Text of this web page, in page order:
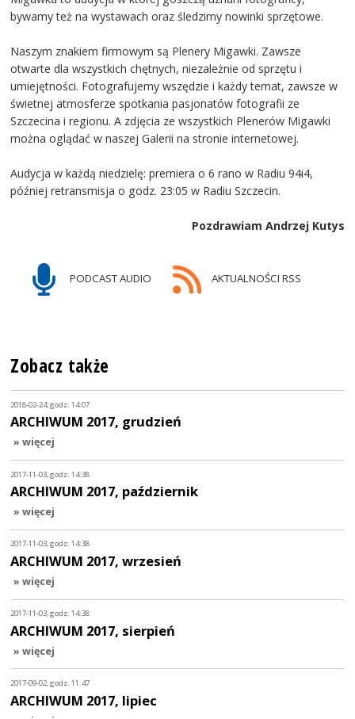
bywamy też na wystawach oraz śledzimy nowinki sprzętowe.
Naszym znakiem firmowym są Plenery Migawki. Zawsze
otwarte dla wszystkich chętnych, niezależnie od sprzętu i
umiejętności. Fotografujemy wszędzie i każdy temat, zawsze w
świetnej atmosferze spotkania pasjonatów fotografii ze
Szczecina i regionu. A zdjęcia ze wszystkich Plenerów Migawki
można oglądać w naszej Galerii na stronie internetowej.
Audycja w każdą niedzielę: premiera o 6 rano w Radiu 94i4,
później retransmisja o godz. 23:05 w Radiu Szczecin.
Pozdrawiam Andrzej Kutys
PODCAST AUDIO AKTUALNOŚCI RSS
Zobacz także
2018-02-24, godz. 14:07
ARCHIWUM 2017, grudzień
» więcej
2017-11-03, godz. 14:38
ARCHIWUM 2017, październik
» więcej
2017-11-03, godz. 14:38
ARCHIWUM 2017, wrzesień
» więcej
2017-11-03, godz. 14:38
ARCHIWUM 2017, sierpień
» więcej
2017-09-02, godz. 11:47
ARCHIWUM 2017, lipiec